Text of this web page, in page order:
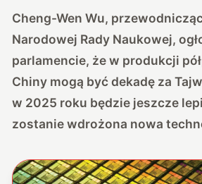
Cheng-Wen Wu,
Narodowej Rady Naukowej,
parlamencie, że w produkcji
Chiny mogą być dekadę za
w 2025 roku będzie jeszcze
zostanie wdrożona nowa